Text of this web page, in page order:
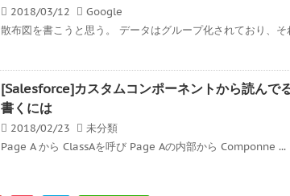
2018/03/12
Google
散布図を書こうと思う。 データはグループ化されており、
[Salesforce]カスタムコンポーネントから読んで
書くには
2018/02/23
未分類
Page A から ClassAを呼び Page Aの内部から Componne ...